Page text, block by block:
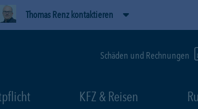
Thomas Renz kontaktieren
Schäden und Rechnungen
KFZ & Reisen